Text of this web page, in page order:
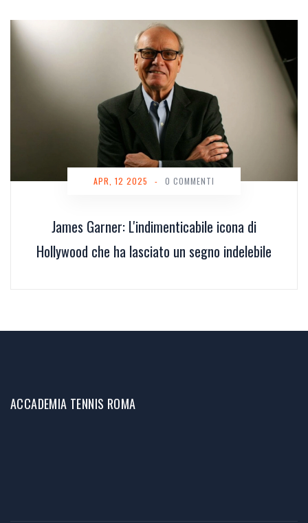
James Garner: L'indimenticabile icona di
Hollywood che ha lasciato un segno indelebile
APR, 12 2025 - 0 COMMENTI
ACCADEMIA TENNIS ROMA